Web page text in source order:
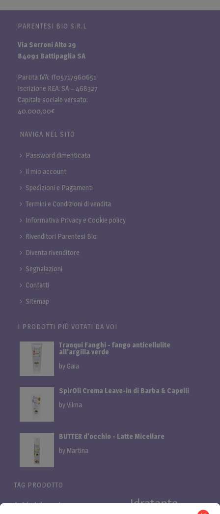
PARENTESI BIO S.R.L
Via Serroni Alto 29
84091 Battipaglia SA
Partita IVA: IT05717960651
Iscrizione REA: SA – 468327
Capitale sociale versato:
40.000,00€
NAVIGA NEL SITO
Password dimenticata
Il mio account
Spedizioni e Pagamenti
Termini e Condizioni di vendita
Informativa Privacy e Cookie policy
Rivenditori Parentesi Bio
Diventa rivenditore
Segnalazioni
Contatti
Sitemap
I PRODOTTI PIÙ VOTATI DA VOI
Tranqui Fanghi - fango anticellulite
all'argilla verde
by Gaia
SpirOlì Crema Leave-in di Barba & Capelli
by Vilma
BUTTER d'occhio - Latte Micellare
by Martina
TAG PRODOTTO
Acido ialuronico BifasicaIdratante